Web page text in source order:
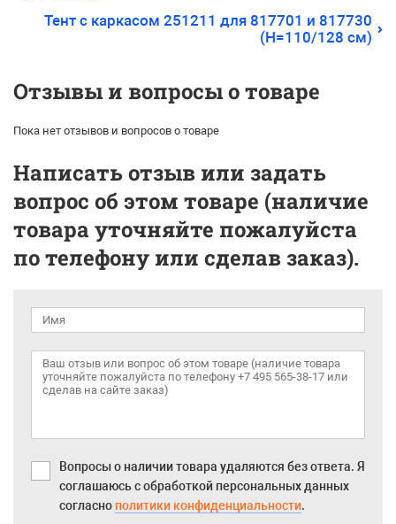
Тент с каркасом 251211 для 817701 и 817730
(H=110/128 см)
Отзывы и вопросы о товаре
Пока нет отзывов и вопросов о товаре
Написать отзыв или задать
вопрос об этом товаре (наличие
товара уточняйте пожалуйста
по телефону или сделав заказ).
Вопросы о наличии товара удаляются без ответа. Я
соглашаюсь с обработкой персональных данных
согласно политики конфиденциальности.